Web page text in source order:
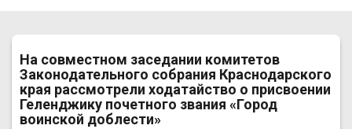
На совместном заседании комитетов
Законодательного собрания Краснодарского
края рассмотрели ходатайство о присвоении
Геленджику почетного звания «Город
воинской доблести»